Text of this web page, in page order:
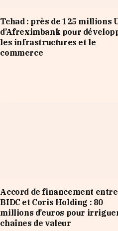
Tchad : près de 125 millions
d’Afreximbank pour
les infrastructures et le
commerce
Accord de financement
BIDC et Coris Holding : 80
millions d’euros pour
chaînes de valeur